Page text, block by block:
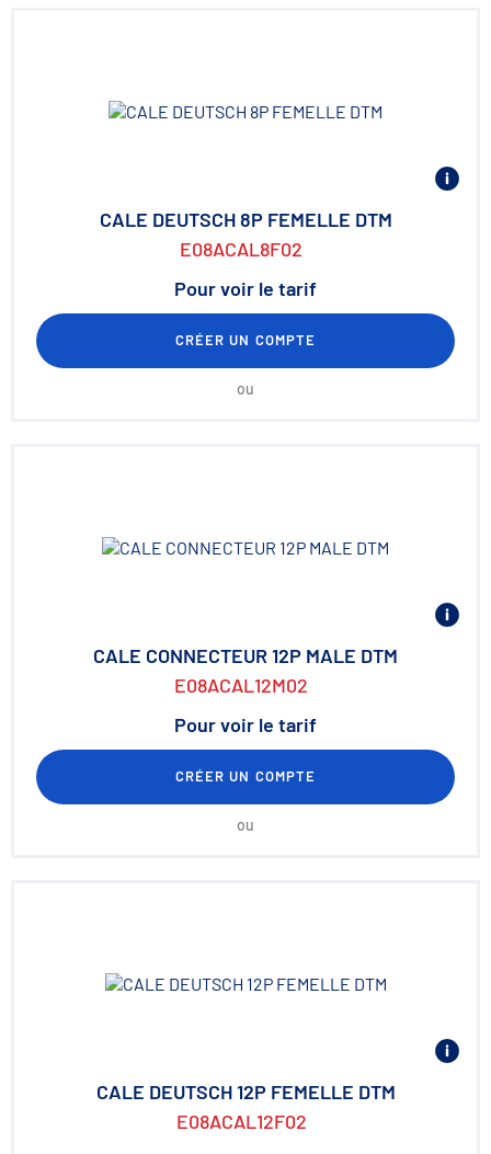
CALE DEUTSCH 8P FEMELLE DTM
E08ACAL8F02
Pour voir le tarif
CRÉER UN COMPTE
ou
CALE CONNECTEUR 12P MALE DTM
E08ACAL12M02
Pour voir le tarif
CRÉER UN COMPTE
ou
CALE DEUTSCH 12P FEMELLE DTM
E08ACAL12F02